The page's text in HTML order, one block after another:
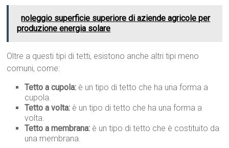
noleggio superficie superiore di aziende agricole per
produzione energia solare
Oltre a questi tipi di tetti, esistono anche altri tipi meno
comuni, come:
Tetto a cupola: è un tipo di tetto che ha una forma a
cupola.
Tetto a volta: è un tipo di tetto che ha una forma a
volta.
Tetto a membrana: è un tipo di tetto che è costituito da
una membrana.